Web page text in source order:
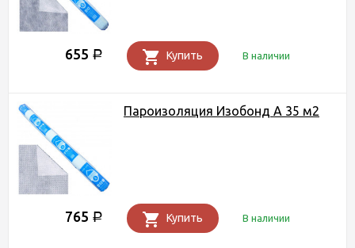
655 Р Купить В наличии
Пароизоляция Изобонд A 35 м2
765 Р Купить В наличии